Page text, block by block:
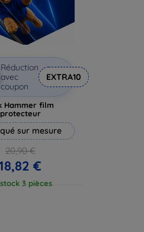
Réduction
avec
coupon
EXTRA10
Hammer film
protecteur
sur mesure
20,90 €
€
3 pièces